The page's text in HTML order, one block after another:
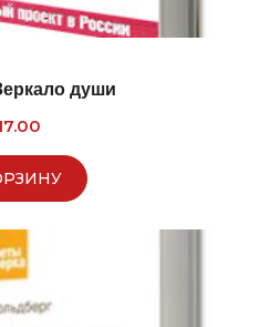
души